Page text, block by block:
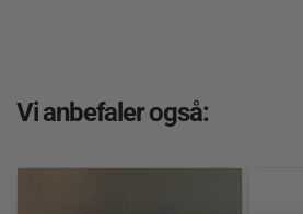
Vi anbefaler også: